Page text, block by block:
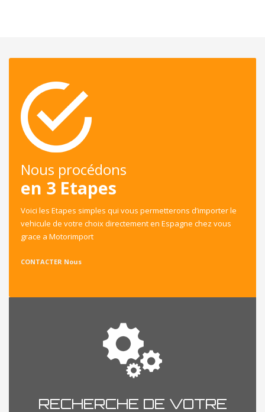
Nous procédons
en 3 Etapes
Voici les Etapes simples qui vous permetterons d’importer le
vehicule de votre choix directement en Espagne chez vous
grace a Motorimport
CONTACTER Nous
RECHERCHE DE VOTRE